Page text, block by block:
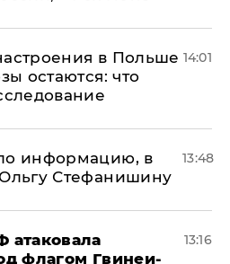
в Польше
остаются: что
14:01
информацию, в
Стефанишину
13:48
атаковала
флагом Гвинеи-
13:16